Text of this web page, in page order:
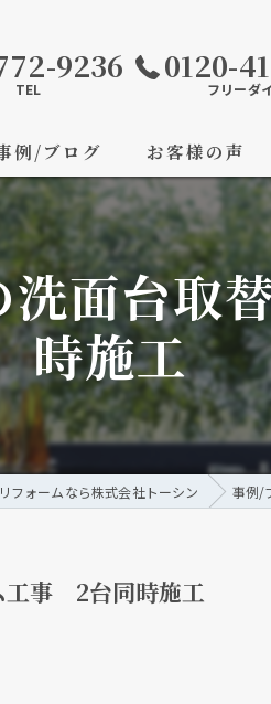
9236
TEL
0120-
フリーダ
例/ブログ お客様の声
面台取
時施工
フォームなら株式会社トーシン 事例/
工事 2台同時施工